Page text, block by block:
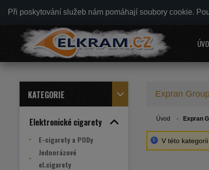
Při poskytování služeb nám pomáhají soubory cookie.
KATEGORIE
Elektronické cigarety
E-cigarety a PODy
Jednorázové
el.cigarety
Expran
Úvod Expran
V této